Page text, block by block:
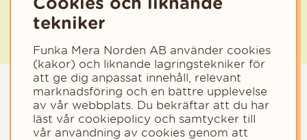
tekniker
Funka Mera Norden AB använder cookies
(kakor) och liknande lagringstekniker för
att ge dig anpassat innehåll, relevant
marknadsföring och en bättre upplevelse
av vår webbplats. Du bekräftar att du har
läst vår cookiepolicy och samtycker till
vår användning av cookies genom att